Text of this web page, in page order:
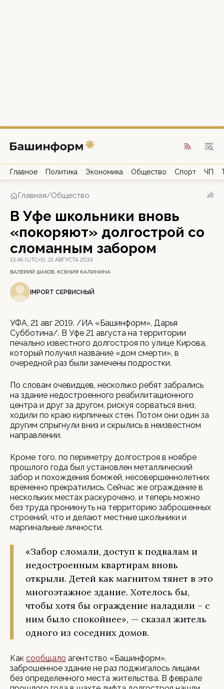
Главное Политика Экономика Общество Спорт ЧП
Главная/Общество
В Уфе школьники вновь
«покоряют» долгострой со
сломанным забором
13:46 (UTC+5), 21 АВГУСТА 2019
ВАЛЕРИЙ ШАХОВ, КСЕНИЯ КАЛИНИНА
IMPORT СЕРВИСНЫЙ
УФА, 21 авг 2019. /ИА «Башинформ», Дарья
Субботина/. В Уфе 21 августа на территории
печально известного долгостроя по улице Кирова,
который получил название «дом смерти», в
очередной раз были замечены подростки.
По словам очевидцев, несколько ребят забрались
на здание недостроенного реабилитационного
центра и друг за другом, рискуя сорваться вниз,
ходили по краю кирпичных стен. Потом они один за
другим спрыгнули вниз и скрылись в неизвестном
направлении.
Кроме того, по периметру долгостроя в ноябре
прошлого года был установлен металлический
забор и похождения бомжей, несовершеннолетних
временно прекратились. Сейчас же ограждение в
нескольких местах раскурочено, и теперь можно
без труда проникнуть на территорию заброшенных
строений, что и делают местные школьники и
маргинальные личности.
«Забор сломали, доступ к подвалам и
недостроенным квартирам вновь
открыли. Детей как магнитом тянет в это
многоэтажное здание. Хотелось бы,
чтобы хотя бы ограждение наладили – с
ним было спокойнее», — сказал житель
одного из соседних домов.
Как сообщало агентство «Башинформ»,
заброшенное здание не раз поджигалось лицами
без определенного места жительства. В феврале